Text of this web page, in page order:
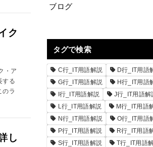
ク
・ア
する
のラ
し
ブログ
タグで検索
C行_IT用語解説
D行_IT用語
G行_IT用語解説
H行_IT用語
I行_IT用語解説
J行_IT用語解
L行_IT用語解説
M行_IT用語
N行_IT用語解説
O行_IT用語
P行_IT用語解説
R行_IT用語
S行_IT用語解説
T行_IT用語